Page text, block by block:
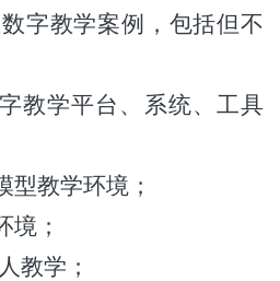
数字教学案例，包括但不
教学平台、系统、工具
型教学环境；
境；
教学；